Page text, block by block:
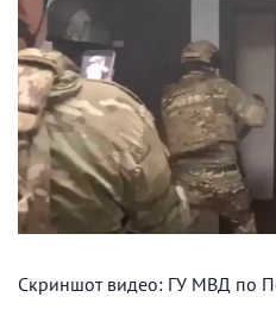
Скриншот видео: ГУ МВД по